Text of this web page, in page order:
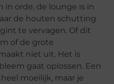
in orde, de lounge is in
de houten schutting
te vervagen. Of dit
of de grote
niet uit. Het is
gaat oplossen. Een
moeilijk, maar je